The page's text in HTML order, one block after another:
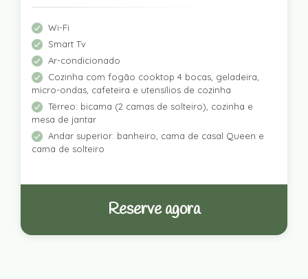
Wi-Fi
Smart Tv
Ar-condicionado
Cozinha com fogão cooktop 4 bocas, geladeira,
micro-ondas, cafeteira e utensílios de cozinha
Térreo: bicama (2 camas de solteiro), cozinha e
mesa de jantar
Andar superior: banheiro, cama de casal Queen e
cama de solteiro
Reserve agora